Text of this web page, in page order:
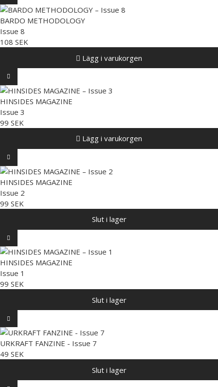
BARDO METHODOLOGY
Issue 8
108 SEK
Lägg i varukorgen
HINSIDES MAGAZINE
Issue 3
99 SEK
Lägg i varukorgen
HINSIDES MAGAZINE
Issue 2
99 SEK
Slut i lager
HINSIDES MAGAZINE
Issue 1
99 SEK
Slut i lager
URKRAFT FANZINE - Issue 7
49 SEK
Slut i lager